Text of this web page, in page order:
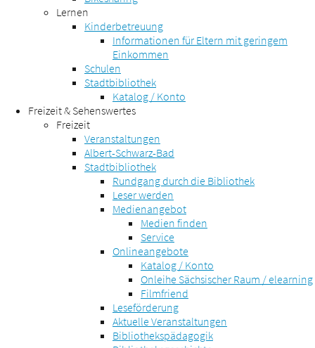
Lernen
Kinderbetreuung
Informationen für Eltern mit geringem
Einkommen
Schulen
Stadtbibliothek
Katalog / Konto
Freizeit & Sehenswertes
Freizeit
Veranstaltungen
Albert-Schwarz-Bad
Stadtbibliothek
Rundgang durch die Bibliothek
Leser werden
Medienangebot
Medien finden
Service
Onlineangebote
Katalog / Konto
Onleihe Sächsischer Raum / elearning
Filmfriend
Leseförderung
Aktuelle Veranstaltungen
Bibliothekspädagogik